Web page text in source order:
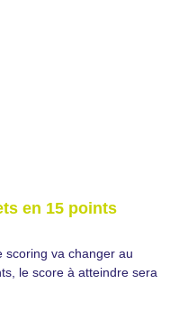
en 15 points
scoring va changer au
le score à atteindre sera